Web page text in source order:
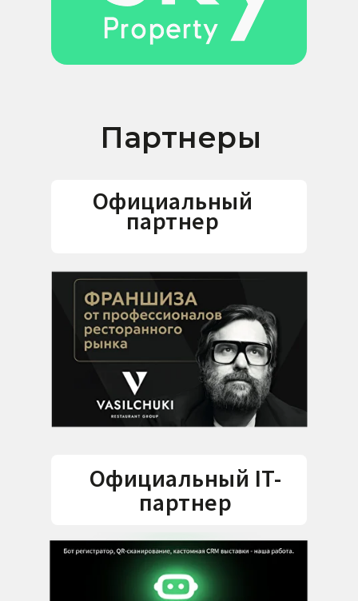
Партнеры
Официальный IT-
партнер
Официальный
партнер
недвижимость, логистика
Ресторанный и отельный бизнес (horeca)
It интеграторы и системы автоматизации